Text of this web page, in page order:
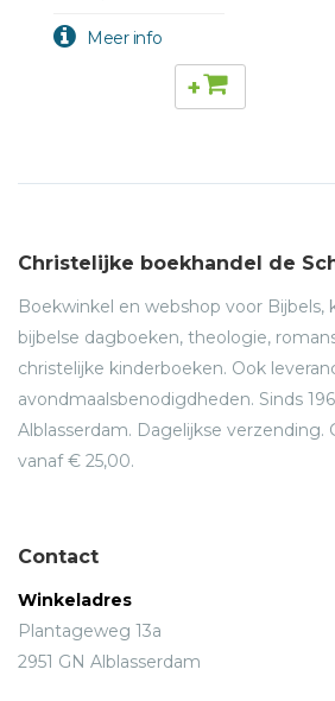
+
Christelijke boekhandel de
Boekwinkel en webshop voor Bijbels,
bijbelse dagboeken, theologie,
christelijke kinderboeken. Ook
avondmaalsbenodigdheden. Sinds
Alblasserdam. Dagelijkse verzending.
vanaf € 25,00.
Contact
Winkeladres
Plantageweg 13a
2951 GN Alblasserdam